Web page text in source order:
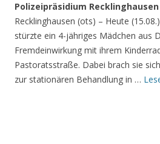
Polizeipräsidium Recklinghausen
Recklinghausen (ots) – Heute
stürzte ein 4-jähriges Mädchen aus
Fremdeinwirkung mit ihrem
Pastoratsstraße. Dabei brach sie
zur stationären Behandlung in …